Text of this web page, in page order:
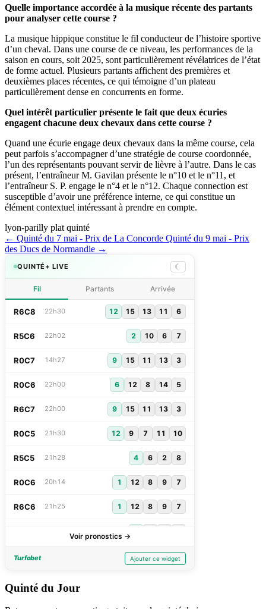
Quelle importance accordée à la musique récente des partants
pour analyser cette course ?
La musique hippique constitue le fil conducteur de l’histoire sportive
d’un cheval. Dans une course de ce niveau, les performances de la
saison en cours, soit 2025, sont particulièrement révélatrices de l’état
de forme actuel. Plusieurs partants affichent des premières et
deuxièmes places récentes, ce qui témoigne d’un plateau
particulièrement dense en concurrents en forme.
Quel intérêt particulier présente le fait que deux écuries
engagent chacune deux chevaux dans cette course ?
Quand une écurie engage deux chevaux dans la même course, cela
peut parfois s’accompagner d’une stratégie de course coordonnée,
l’un des représentants pouvant servir de lièvre à l’autre. Dans le cas
présent, l’entraîneur M. Gavilan présente le n°10 et le n°11, et
l’entraîneur S. P. engage le n°4 et le n°12. Chaque connection est
susceptible d’avoir une préférence interne, ce qui constitue un
élément contextuel intéressant à prendre en compte.
lyon-parilly plat quinté
← Quinté du 7 mai - Prix de La Concorde Quinté du 9 mai - Prix
des Ducs de Normandie →
Quinté du Jour